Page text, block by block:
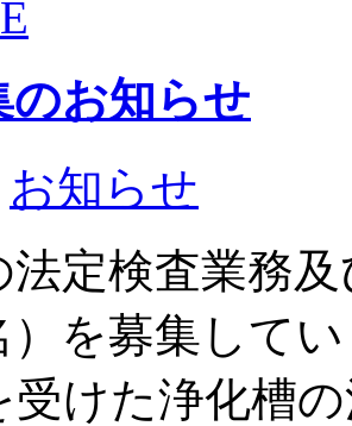
のお知らせ
お知らせ
法定検査業務
）を募集して
受けた浄化槽